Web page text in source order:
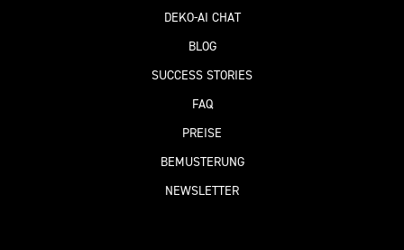
DEKO-AI CHAT
BLOG
SUCCESS STORIES
FAQ
PREISE
BEMUSTERUNG
NEWSLETTER